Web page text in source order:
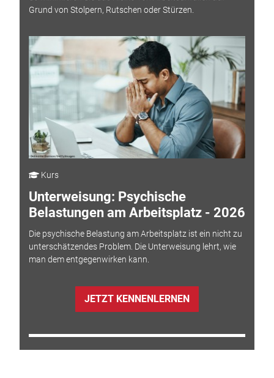
Grund von Stolpern, Rutschen oder Stürzen.
Kurs
Unterweisung: Psychische
Belastungen am Arbeitsplatz - 2026
Die psychische Belastung am Arbeitsplatz ist ein nicht zu
unterschätzendes Problem. Die Unterweisung lehrt, wie
man dem entgegenwirken kann.
JETZT KENNENLERNEN